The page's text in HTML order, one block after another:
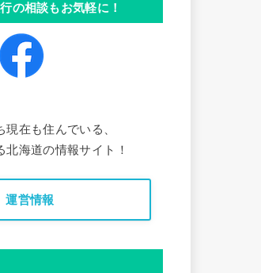
の相談もお気軽に！
在も住んでいる、
海道の情報サイト！
運営情報